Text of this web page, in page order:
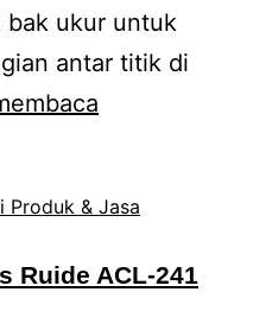
bak ukur untuk
antar titik di
Produk & Jasa
Ruide ACL-241